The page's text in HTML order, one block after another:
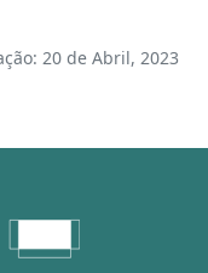
20 de Abril, 2023